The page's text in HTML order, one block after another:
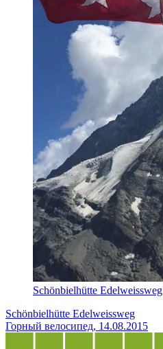
Schönbielhütte Edelweissweg
Schönbielhütte Edelweissweg
Горный велосипед, 14.08.2015